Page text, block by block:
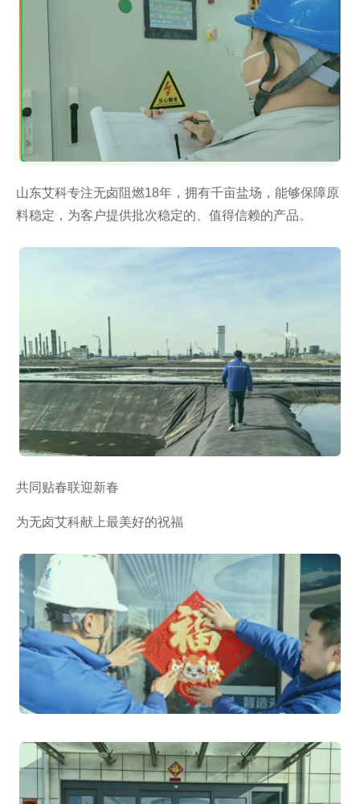
山东艾科专注无卤阻燃18年，拥有千亩盐场，能够保障原
料稳定，为客户提供批次稳定的、值得信赖的产品。
共同贴春联迎新春
为无卤艾科献上最美好的祝福